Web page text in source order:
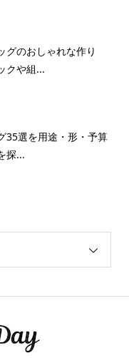
グのおしゃれな作り
クや組...
35選を用途・形・予算
探...